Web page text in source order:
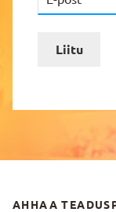
Liitu
AHHAA